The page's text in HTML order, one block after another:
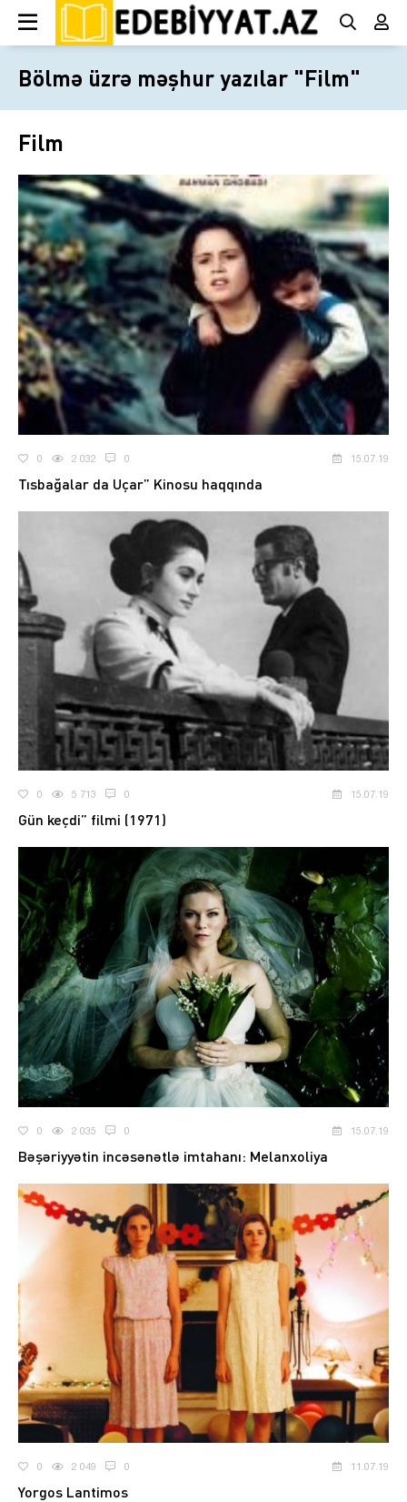
Bölmə üzrə məşhur yazılar "Film"
Film
0 2 032 0 15.07.19
Tısbağalar da Uçar” Kinosu haqqında
0 5 713 0 15.07.19
Gün keçdi” filmi (1971)
0 2 035 0 15.07.19
Bəşəriyyətin incəsənətlə imtahanı: Melanxoliya
0 2 049 0 11.07.19
Yorgos Lantimos